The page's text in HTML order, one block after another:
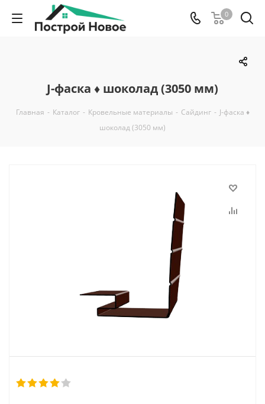
0
J-фаска ♦ шоколад (3050 мм)
Главная - Каталог - Кровельные материалы - Сайдинг - J-фаска ♦
шоколад (3050 мм)